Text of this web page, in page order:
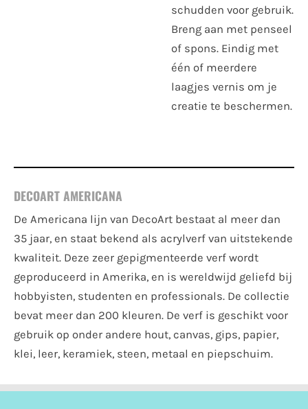
schudden voor gebruik.
Breng aan met penseel
of spons. Eindig met
één of meerdere
laagjes vernis om je
creatie te beschermen.
DECOART AMERICANA
De Americana lijn van DecoArt bestaat al meer dan
35 jaar, en staat bekend als acrylverf van uitstekende
kwaliteit. Deze zeer gepigmenteerde verf wordt
geproduceerd in Amerika, en is wereldwijd geliefd bij
hobbyisten, studenten en professionals. De collectie
bevat meer dan 200 kleuren. De verf is geschikt voor
gebruik op onder andere hout, canvas, gips, papier,
klei, leer, keramiek, steen, metaal en piepschuim.